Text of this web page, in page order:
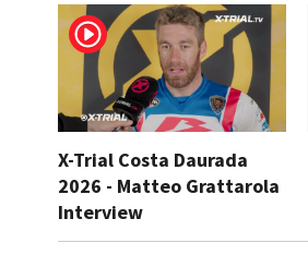
X-Trial Costa Daurada
2026 - Matteo Grattarola
Interview